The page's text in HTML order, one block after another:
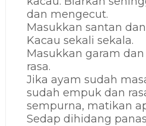
dan mengecut.
Masukkan santan
Kacau sekali sekala.
Masukkan garam
rasa.
Jika ayam sudah
sudah empuk dan
sempurna, matikan
Sedap dihidang